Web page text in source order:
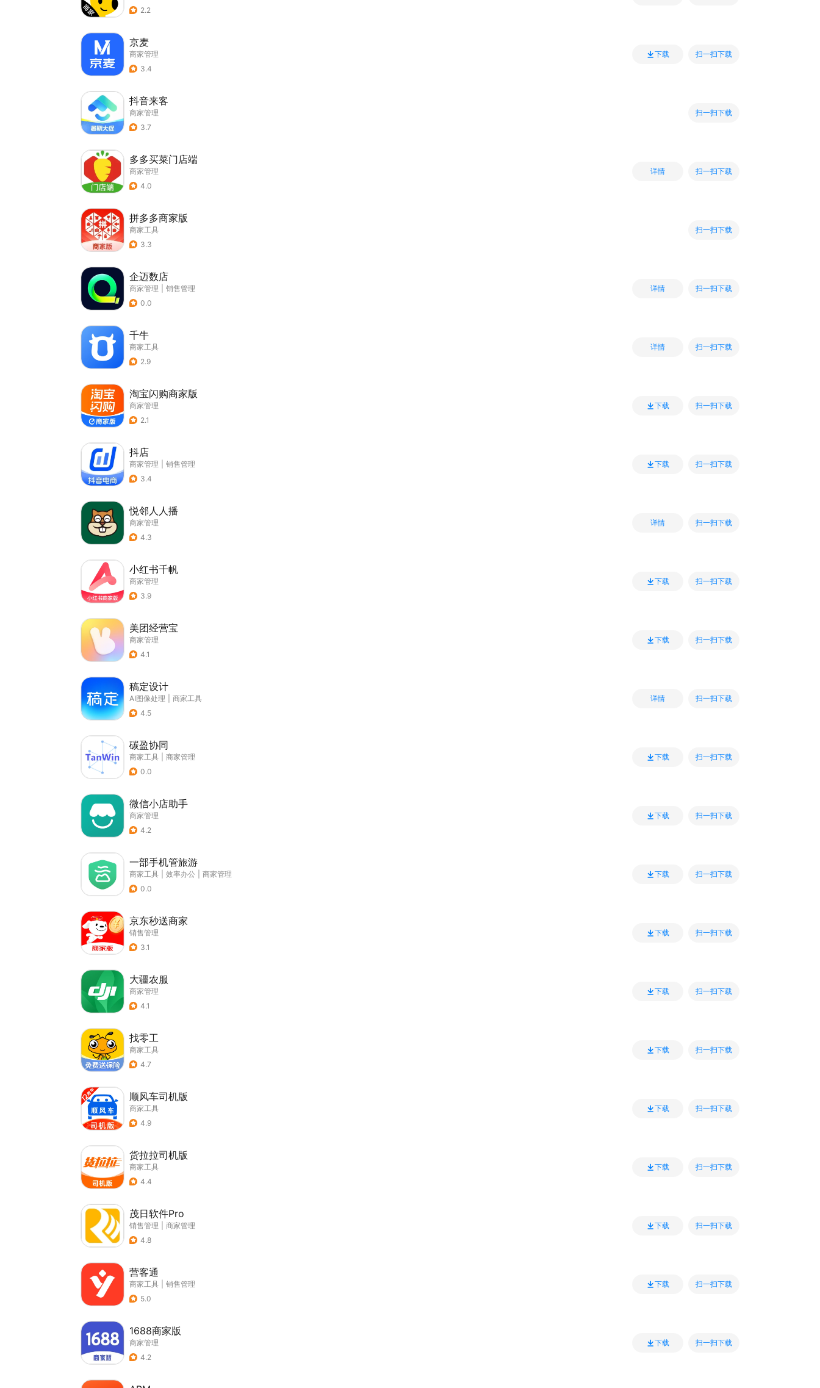
2.2
京麦
商家管理
3.4
下载 扫一扫下载
抖音来客
商家管理
3.7
扫一扫下载
多多买菜门店端
商家管理
4.0
详情 扫一扫下载
拼多多商家版
商家工具
3.3
扫一扫下载
企迈数店
商家管理
销售管理
0.0
详情 扫一扫下载
千牛
商家工具
2.9
详情 扫一扫下载
淘宝闪购商家版
商家管理
2.1
下载 扫一扫下载
抖店
商家管理
销售管理
3.4
下载 扫一扫下载
悦邻人人播
商家管理
4.3
详情 扫一扫下载
小红书千帆
商家管理
3.9
下载 扫一扫下载
美团经营宝
商家管理
4.1
下载 扫一扫下载
稿定设计
AI图像处理
商家工具
4.5
详情 扫一扫下载
碳盈协同
商家工具
商家管理
0.0
下载 扫一扫下载
微信小店助手
商家管理
4.2
下载 扫一扫下载
一部手机管旅游
商家工具 效率办公
商家管理
0.0
下载 扫一扫下载
京东秒送商家
销售管理
3.1
下载 扫一扫下载
大疆农服
商家管理
4.1
下载 扫一扫下载
找零工
商家工具
4.7
下载 扫一扫下载
顺风车司机版
商家工具
4.9
下载 扫一扫下载
货拉拉司机版
商家工具
4.4
下载 扫一扫下载
茂日软件Pro
销售管理
商家管理
4.8
下载 扫一扫下载
营客通
商家工具
销售管理
5.0
下载 扫一扫下载
1688商家版
商家管理
4.2
下载 扫一扫下载